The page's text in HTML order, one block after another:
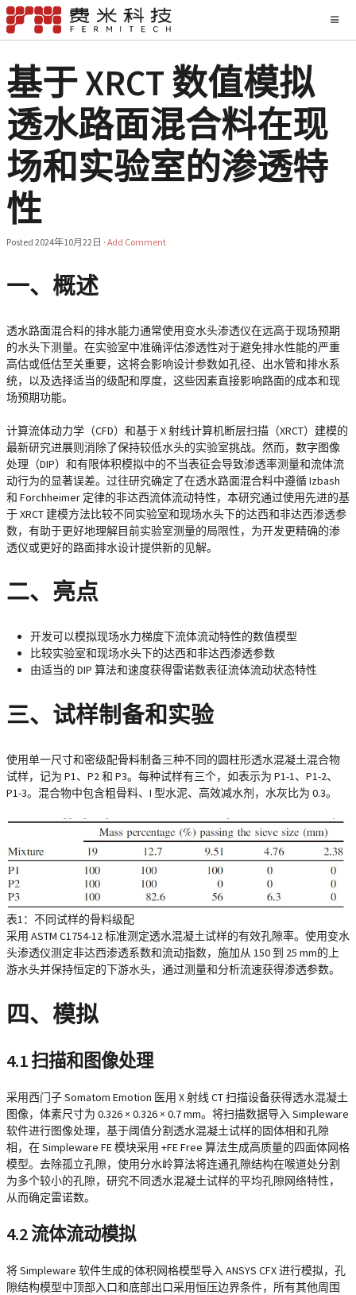
基于 XRCT 数值模拟
透水路面混合料在现
场和实验室的渗透特
性
Posted 2024年10月22日 · Add Comment
一、概述
透水路面混合料的排水能力通常使用变水头渗透仪在远高于现场预期
的水头下测量。在实验室中准确评估渗透性对于避免排水性能的严重
高估或低估至关重要，这将会影响设计参数如孔径、出水管和排水系
统，以及选择适当的级配和厚度，这些因素直接影响路面的成本和现
场预期功能。
计算流体动力学（CFD）和基于 X 射线计算机断层扫描（XRCT）建模的
最新研究进展则消除了保持较低水头的实验室挑战。然而，数字图像
处理（DIP）和有限体积模拟中的不当表征会导致渗透率测量和流体流
动行为的显著误差。过往研究确定了在透水路面混合料中遵循 Izbash
和 Forchheimer 定律的非达西流体流动特性，本研究通过使用先进的基
于 XRCT 建模方法比较不同实验室和现场水头下的达西和非达西渗透参
数，有助于更好地理解目前实验室测量的局限性，为开发更精确的渗
透仪或更好的路面排水设计提供新的见解。
二、亮点
开发可以模拟现场水力梯度下流体流动特性的数值模型
比较实验室和现场水头下的达西和非达西渗透参数
由适当的 DIP 算法和速度获得雷诺数表征流体流动状态特性
三、试样制备和实验
使用单一尺寸和密级配骨料制备三种不同的圆柱形透水混凝土混合物
试样，记为 P1、P2 和 P3。每种试样有三个，如表示为 P1-1、P1-2、
P1-3。混合物中包含粗骨料、I 型水泥、高效减水剂，水灰比为 0.3。
表1：不同试样的骨料级配
采用 ASTM C1754-12 标准测定透水混凝土试样的有效孔隙率。使用变水
头渗透仪测定非达西渗透系数和流动指数，施加从 150 到 25 mm的上
游水头并保持恒定的下游水头，通过测量和分析流速获得渗透参数。
四、模拟
4.1 扫描和图像处理
采用西门子 Somatom Emotion 医用 X 射线 CT 扫描设备获得透水混凝土
图像，体素尺寸为 0.326 × 0.326 × 0.7 mm。将扫描数据导入 Simpleware
软件进行图像处理，基于阈值分割透水混凝土试样的固体相和孔隙
相，在 Simpleware FE 模块采用 +FE Free 算法生成高质量的四面体网格
模型。去除孤立孔隙，使用分水岭算法将连通孔隙结构在喉道处分割
为多个较小的孔隙，研究不同透水混凝土试样的平均孔隙网络特性，
从而确定雷诺数。
4.2 流体流动模拟
将 Simpleware 软件生成的体积网格模型导入 ANSYS CFX 进行模拟，孔
隙结构模型中顶部入口和底部出口采用恒压边界条件，所有其他周围